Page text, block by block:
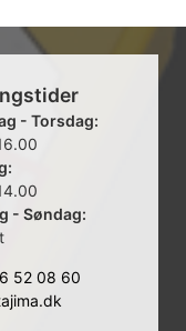
- Torsdag:
- Søndag:
52 08 60